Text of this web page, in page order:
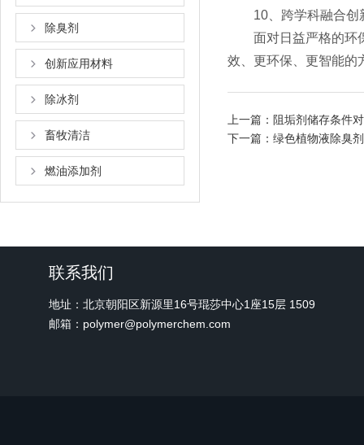
除臭剂
创新应用材料
除冰剂
畜牧清洁
燃油添加剂
10、跨学科融合创新
面对日益严格的环保
效、更环保、更智能的
上一篇： 阻垢剂储存条件
下一篇： 绿色植物液除臭
联系我们
地址：北京朝阳区新源里16号琨莎中心1座15层 1509
邮箱：polymer@polymerchem.com